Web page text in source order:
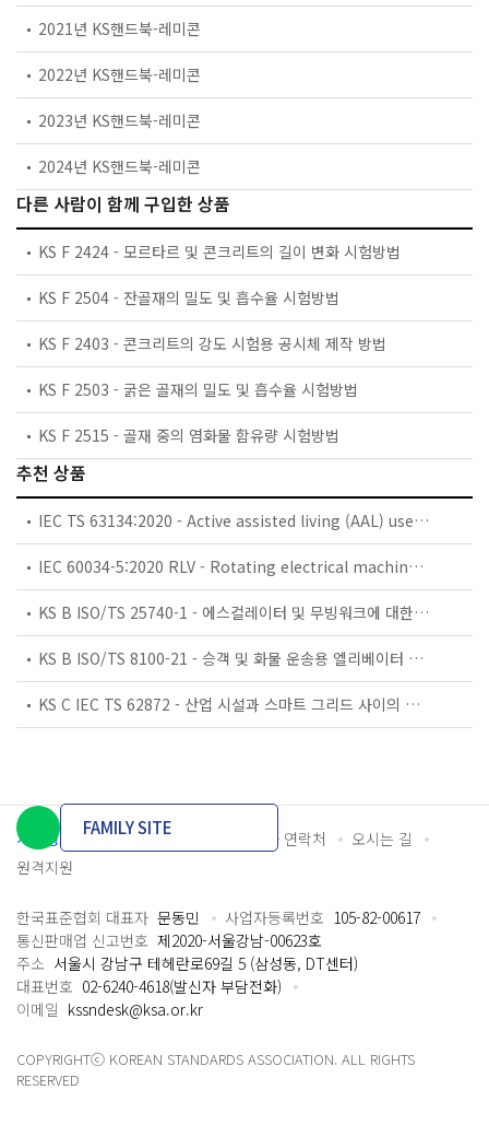
2021년 KS핸드북-레미콘
2022년 KS핸드북-레미콘
2023년 KS핸드북-레미콘
2024년 KS핸드북-레미콘
다른 사람이 함께 구입한 상품
KS F 2424 - 모르타르 및 콘크리트의 길이 변화 시험방법
KS F 2504 - 잔골재의 밀도 및 흡수율 시험방법
KS F 2403 - 콘크리트의 강도 시험용 공시체 제작 방법
KS F 2503 - 굵은 골재의 밀도 및 흡수율 시험방법
KS F 2515 - 골재 중의 염화물 함유량 시험방법
추천 상품
IEC TS 63134:2020 - Active assisted living (AAL) use cases
IEC 60034-5:2020 RLV - Rotating electrical machines - Part 5: Degrees of protection provided by the integral design of rotating electrical machines (IP code) - Classification
KS B ISO/TS 25740-1 - 에스컬레이터 및 무빙워크에 대한 안전요건 — 제1부: 세계공통 필수 안전요건(GESRs)
KS B ISO/TS 8100-21 - 승객 및 화물 운송용 엘리베이터 —제21부: 세계공통 필수안전요건(GESRs)을 충족하는 세계공통 안전 파라미터(GSPs)
KS C IEC TS 62872 - 산업 시설과 스마트 그리드 사이의 산업 공정 측정, 제어 및 자동화 시스템 인터페이스
개인정보처리방침 이용약관 담당자 연락처
오시는 길
원격지원
FAMILY SITE
한국표준협회 대표자 문동민 사업자등록번호 105-82-00617
통신판매업 신고번호 제2020-서울강남-00623호
주소 서울시 강남구 테헤란로69길 5 (삼성동, DT센터)
대표번호 02-6240-4618(발신자 부담전화)
이메일 kssndesk@ksa.or.kr
COPYRIGHTⓒ KOREAN STANDARDS ASSOCIATION. ALL RIGHTS
RESERVED